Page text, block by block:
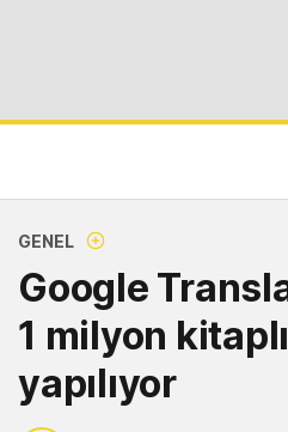
GENEL
Google
1 milyon
yapılıyor